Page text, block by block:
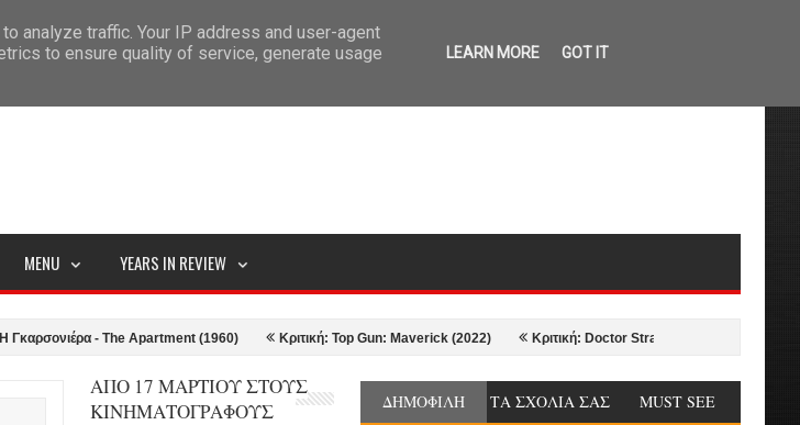
MENU YEARS IN REVIEW
- The Apartment (1960) Κριτική: Top Gun: Maverick (2022) Κριτική: Doctor Strange in the Multiverse of
ΔΗΜΟΦΙΛΗ ΤΑ ΣΧΟΛΙΑ ΣΑΣ MUST SEE
ΑΠΟ 17 ΜΑΡΤΙΟΥ ΣΤΟΥΣ
ΚΙΝΗΜΑΤΟΓΡΑΦΟΥΣ
analyze traffic. Your IP address and user-agent
to ensure quality of service, generate usage
LEARN MORE GOT IT